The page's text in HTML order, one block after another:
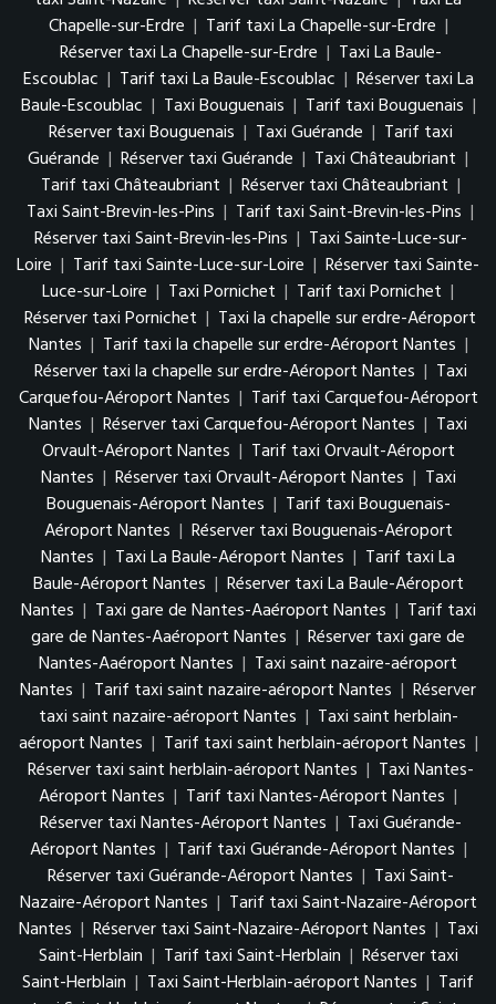
Chapelle-sur-Erdre | Tarif taxi La Chapelle-sur-Erdre |
Réserver taxi La Chapelle-sur-Erdre | Taxi La Baule-
Escoublac | Tarif taxi La Baule-Escoublac | Réserver taxi La
Baule-Escoublac | Taxi Bouguenais | Tarif taxi Bouguenais |
Réserver taxi Bouguenais | Taxi Guérande | Tarif taxi
Guérande | Réserver taxi Guérande | Taxi Châteaubriant |
Tarif taxi Châteaubriant | Réserver taxi Châteaubriant |
Taxi Saint-Brevin-les-Pins | Tarif taxi Saint-Brevin-les-Pins |
Réserver taxi Saint-Brevin-les-Pins | Taxi Sainte-Luce-sur-
Loire | Tarif taxi Sainte-Luce-sur-Loire | Réserver taxi Sainte-
Luce-sur-Loire | Taxi Pornichet | Tarif taxi Pornichet |
Réserver taxi Pornichet | Taxi la chapelle sur erdre-Aéroport
Nantes | Tarif taxi la chapelle sur erdre-Aéroport Nantes |
Réserver taxi la chapelle sur erdre-Aéroport Nantes | Taxi
Carquefou-Aéroport Nantes | Tarif taxi Carquefou-Aéroport
Nantes | Réserver taxi Carquefou-Aéroport Nantes | Taxi
Orvault-Aéroport Nantes | Tarif taxi Orvault-Aéroport
Nantes | Réserver taxi Orvault-Aéroport Nantes | Taxi
Bouguenais-Aéroport Nantes | Tarif taxi Bouguenais-
Aéroport Nantes | Réserver taxi Bouguenais-Aéroport
Nantes | Taxi La Baule-Aéroport Nantes | Tarif taxi La
Baule-Aéroport Nantes | Réserver taxi La Baule-Aéroport
Nantes | Taxi gare de Nantes-Aaéroport Nantes | Tarif taxi
gare de Nantes-Aaéroport Nantes | Réserver taxi gare de
Nantes-Aaéroport Nantes | Taxi saint nazaire-aéroport
Nantes | Tarif taxi saint nazaire-aéroport Nantes | Réserver
taxi saint nazaire-aéroport Nantes | Taxi saint herblain-
aéroport Nantes | Tarif taxi saint herblain-aéroport Nantes |
Réserver taxi saint herblain-aéroport Nantes | Taxi Nantes-
Aéroport Nantes | Tarif taxi Nantes-Aéroport Nantes |
Réserver taxi Nantes-Aéroport Nantes | Taxi Guérande-
Aéroport Nantes | Tarif taxi Guérande-Aéroport Nantes |
Réserver taxi Guérande-Aéroport Nantes | Taxi Saint-
Nazaire-Aéroport Nantes | Tarif taxi Saint-Nazaire-Aéroport
Nantes | Réserver taxi Saint-Nazaire-Aéroport Nantes | Taxi
Saint-Herblain | Tarif taxi Saint-Herblain | Réserver taxi
Saint-Herblain | Taxi Saint-Herblain-aéroport Nantes | Tarif